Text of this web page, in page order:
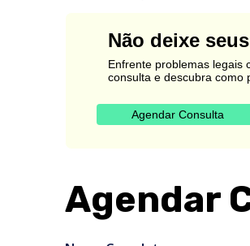
Não deixe
Enfrente problemas legais
consulta e descubra como
Agendar Consulta
Agendar